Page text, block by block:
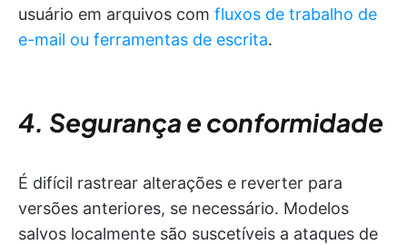
usuário em arquivos com fluxos de trabalho de
e-mail ou ferramentas de escrita.
4. Segurança e conformidade
É difícil rastrear alterações e reverter para
versões anteriores, se necessário. Modelos
salvos localmente são suscetíveis a ataques de